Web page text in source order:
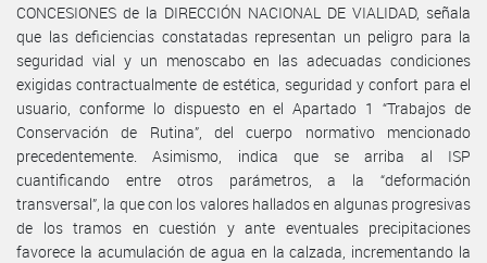
CONCESIONES de la DIRECCIÓN NACIONAL DE VIALIDAD, señala
que las deficiencias constatadas representan un peligro para la
seguridad vial y un menoscabo en las adecuadas condiciones
exigidas contractualmente de estética, seguridad y confort para el
usuario, conforme lo dispuesto en el Apartado 1 “Trabajos de
Conservación de Rutina”, del cuerpo normativo mencionado
precedentemente. Asimismo, indica que se arriba al ISP
cuantificando entre otros parámetros, a la “deformación
transversal”, la que con los valores hallados en algunas progresivas
de los tramos en cuestión y ante eventuales precipitaciones
favorece la acumulación de agua en la calzada, incrementando la